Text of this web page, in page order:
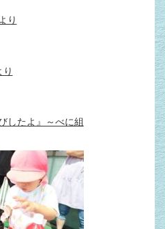
り
したよ』～べに組